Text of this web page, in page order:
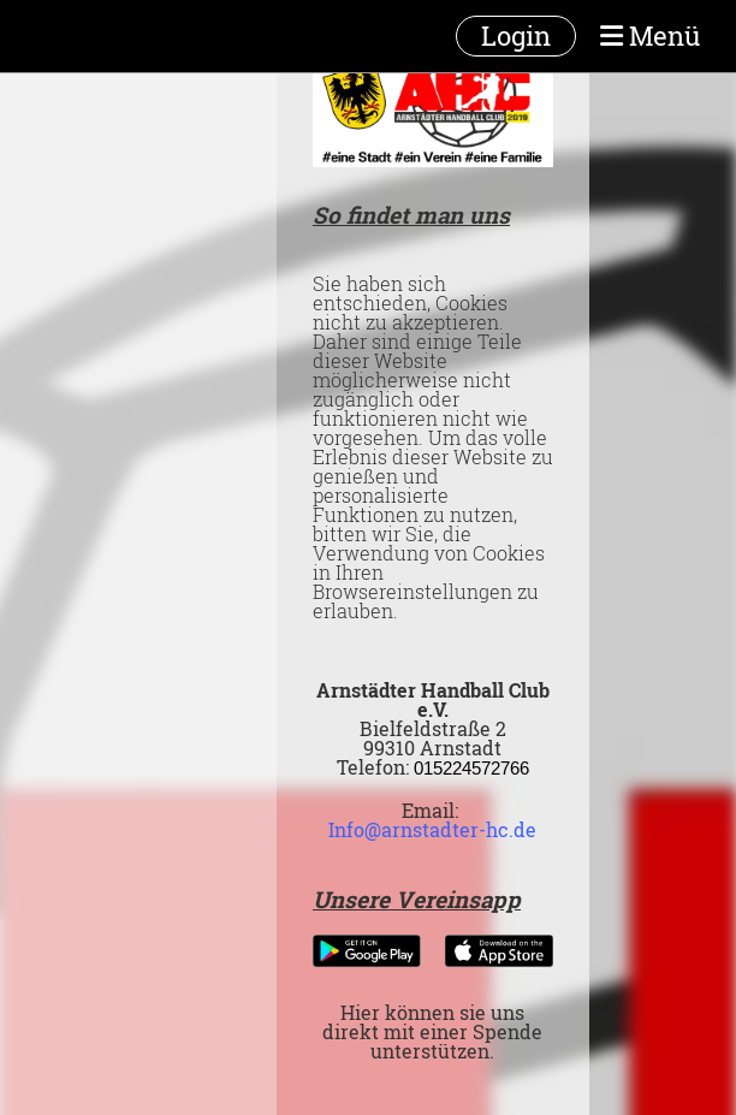
Login Menü
So findet man uns
Sie haben sich
entschieden, Cookies
nicht zu akzeptieren.
Daher sind einige Teile
dieser Website
möglicherweise nicht
zugänglich oder
funktionieren nicht wie
vorgesehen. Um das volle
Erlebnis dieser Website zu
genießen und
personalisierte
Funktionen zu nutzen,
bitten wir Sie, die
Verwendung von Cookies
in Ihren
Browsereinstellungen zu
erlauben.
Arnstädter Handball Club
e.V.
Bielfeldstraße 2
99310 Arnstadt
Telefon: 015224572766
Email:
Info@arnstadter-hc.de
Unsere Vereinsapp
Hier können sie uns
direkt mit einer Spende
unterstützen.